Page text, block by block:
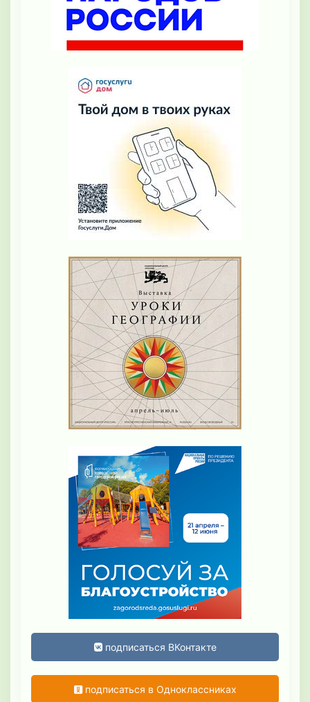
подписаться ВКонтакте
подписаться в Одноклассниках